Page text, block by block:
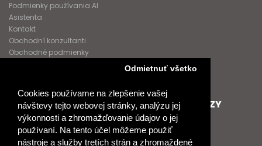
Cookies používame na zlepšenie vašej
návštevy tejto webovej stránky, analýzu jej
výkonnosti a zhromažďovanie údajov o jej
používaní. Na tento účel môžeme použiť
nástroje a služby tretích strán a zhromaždené
Odmietnuť všetko
Podmienky používania AI
Asistenta
Kontakt
Obchodní konzultanti
Obchodné podmienky
SPOLUPRACUJEME
Podporujeme
Naše projekty
ĎALŠIE ODKAZY
O Raabe
O Klett